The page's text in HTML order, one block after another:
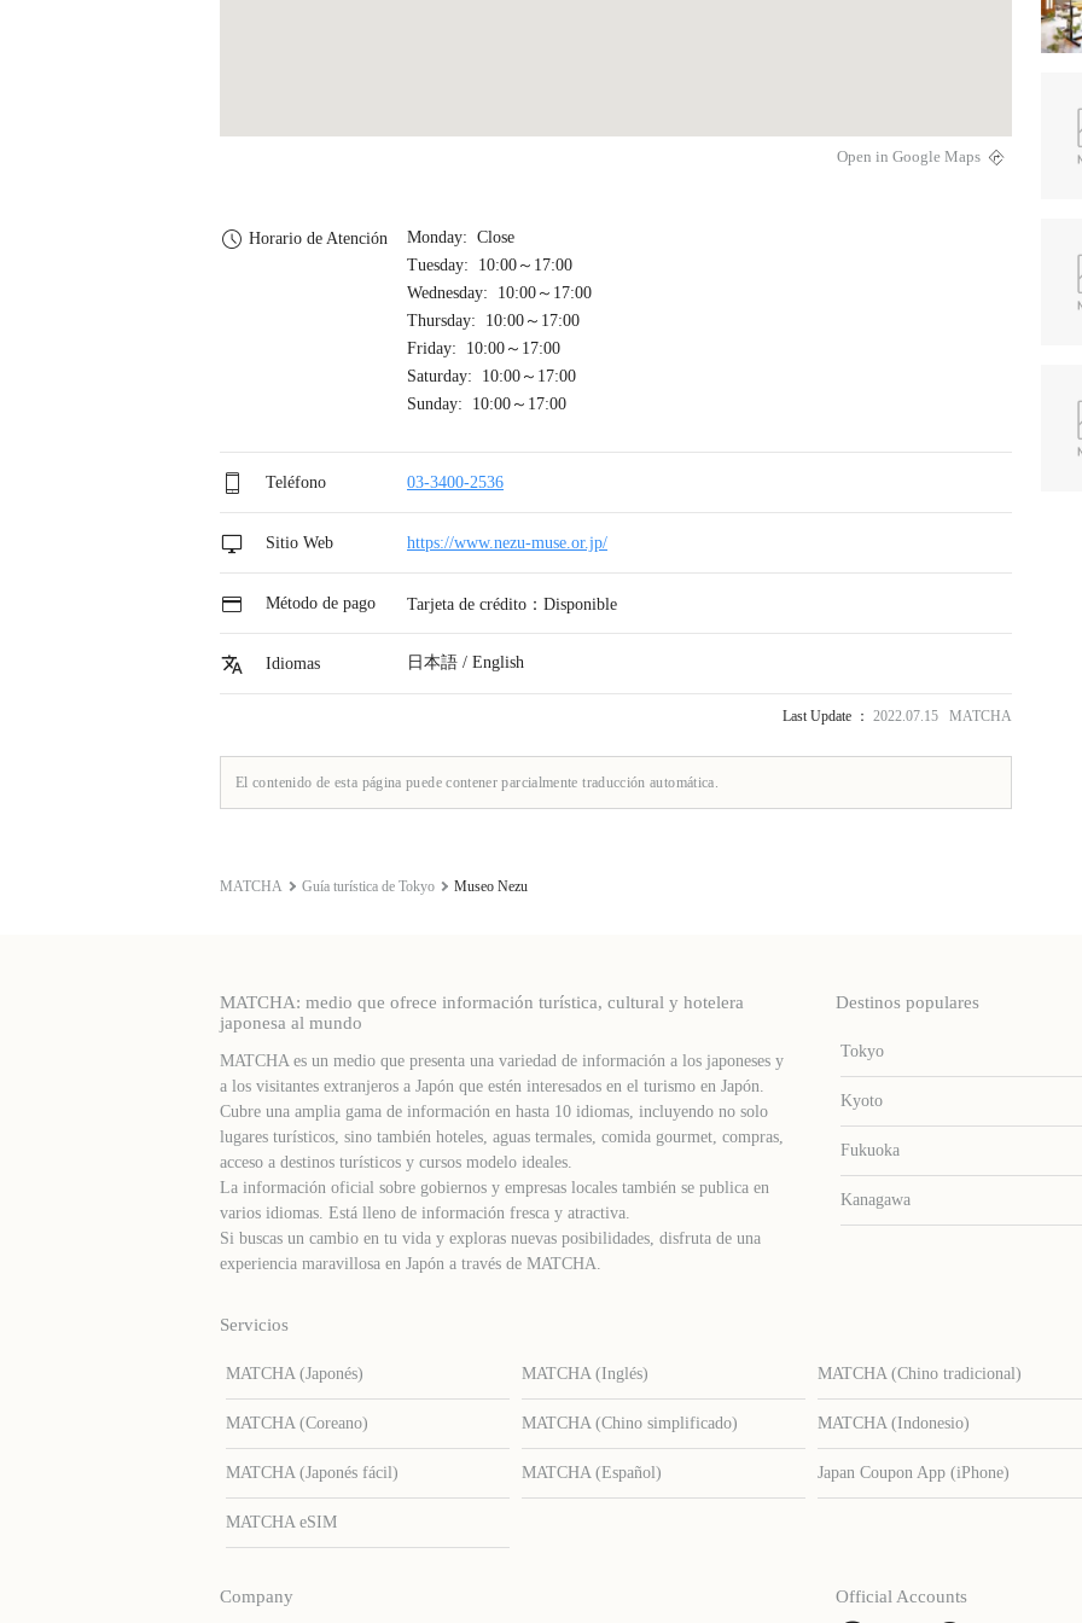
Open in Google Maps
Horario de Atención
Monday: Close
Tuesday: 10:00～17:00
Wednesday: 10:00～17:00
Thursday: 10:00～17:00
Friday: 10:00～17:00
Saturday: 10:00～17:00
Sunday: 10:00～17:00
Teléfono 03-3400-2536
Sitio Web https://www.nezu-muse.or.jp/
Método de pago Tarjeta de crédito：Disponible
Idiomas 日本語 / English
Last Update ： 2022.07.15 MATCHA
El contenido de esta página puede contener parcialmente traducción automática.
MATCHA Guía turística de Tokyo Museo Nezu
MATCHA: medio que ofrece información turística, cultural y hotelera
japonesa al mundo
MATCHA es un medio que presenta una variedad de información a los japoneses y
a los visitantes extranjeros a Japón que estén interesados ​​en el turismo en Japón.
Cubre una amplia gama de información en hasta 10 idiomas, incluyendo no solo
lugares turísticos, sino también hoteles, aguas termales, comida gourmet, compras,
acceso a destinos turísticos y cursos modelo ideales.
La información oficial sobre gobiernos y empresas locales también se publica en
varios idiomas. Está lleno de información fresca y atractiva.
Si buscas un cambio en tu vida y exploras nuevas posibilidades, disfruta de una
experiencia maravillosa en Japón a través de MATCHA.
Destinos populares
Tokyo
Kyoto
Fukuoka
Kanagawa
Servicios
MATCHA (Japonés) MATCHA (Inglés) MATCHA (Chino tradicional)
MATCHA (Coreano) MATCHA (Chino simplificado) MATCHA (Indonesio)
MATCHA (Japonés fácil) MATCHA (Español) Japan Coupon App (iPhone)
MATCHA eSIM
Company Official Accounts